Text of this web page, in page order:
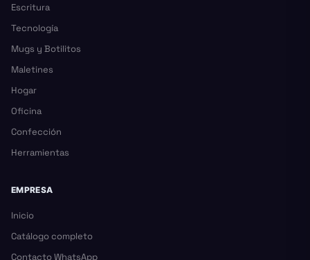
Escritura
Tecnología
Mugs y Botilitos
Maletines
Hogar
Oficina
Confección
Herramientas
EMPRESA
Inicio
Catálogo completo
Contacto WhatsApp